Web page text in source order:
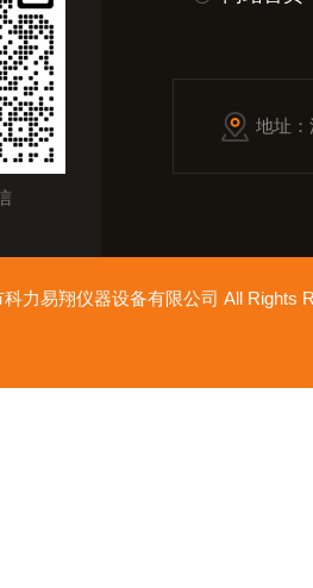
地址
科力易翔仪器设备有限公司 All